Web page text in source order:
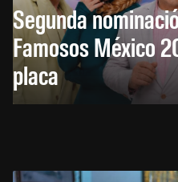
Segunda
Famosos México
placa